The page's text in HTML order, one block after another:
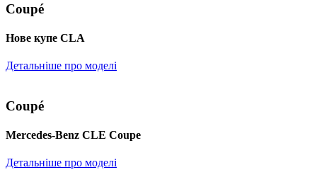
Coupé
Нове купе CLA
Детальніше про моделі
Coupé
Mercedes-Benz CLE Coupe
Детальніше про моделі